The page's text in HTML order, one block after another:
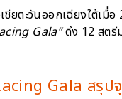
ชียตะวันออกเฉียงใต้เ
Gala”ดึง 12 สตรี
Gala สรุป